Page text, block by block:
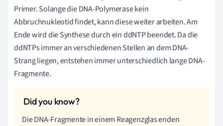
Primer. Solange die DNA-Polymerase kein
Abbruchnukleotid findet, kann diese weiter arbeiten. Am
Ende wird die Synthese durch ein ddNTP beendet. Da die
ddNTPs immer an verschiedenen Stellen an dem DNA-
Strang liegen, entstehen immer unterschiedlich lange DNA-
Fragmente.
Die DNA-Fragmente in einem Reagenzglas enden